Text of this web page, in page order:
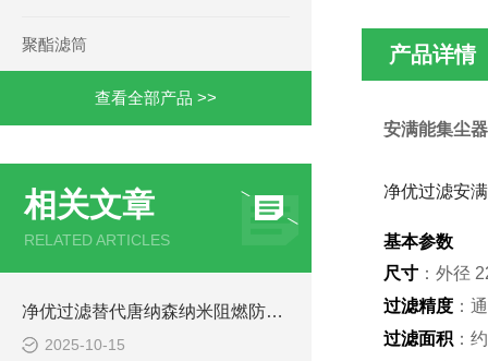
聚酯滤筒
查看全部产品 >>
相关文章
RELATED ARTICLES
净优过滤替代唐纳森纳米阻燃防静电除尘滤筒
2025-10-15
产品详情
安满能集尘
净优过滤安
基本参数
尺寸：外径
过滤精度：
过滤面积：